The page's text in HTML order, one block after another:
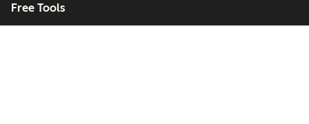
Free Tools